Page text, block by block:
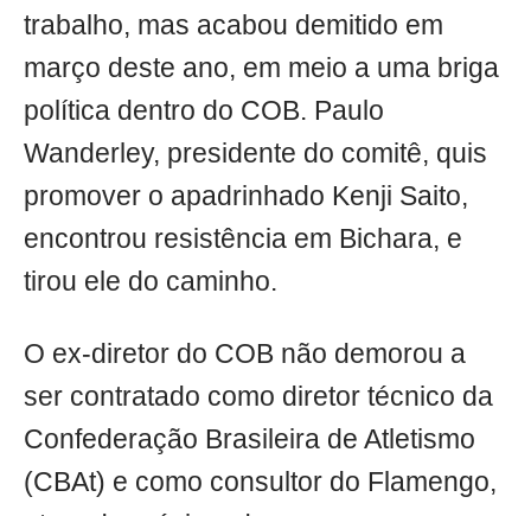
trabalho, mas acabou demitido em
março deste ano, em meio a uma briga
política dentro do COB. Paulo
Wanderley, presidente do comitê, quis
promover o apadrinhado Kenji Saito,
encontrou resistência em Bichara, e
tirou ele do caminho.
O ex-diretor do COB não demorou a
ser contratado como diretor técnico da
Confederação Brasileira de Atletismo
(CBAt) e como consultor do Flamengo,